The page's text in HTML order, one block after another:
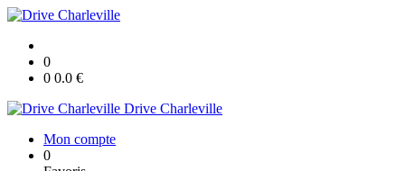
0
0 0.0 €
Drive Charleville
Mon compte
0